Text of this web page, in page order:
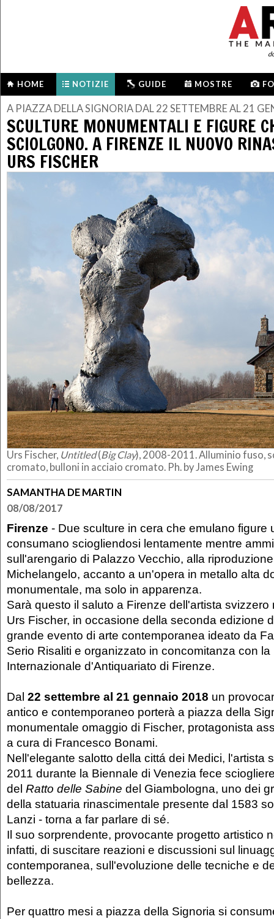
HOME NOTIZIE GUIDE MOSTRE
A PIAZZA DELLA SIGNORIA DAL 22 SETTEMBRE AL 21
SCULTURE MONUMENTALI E FIGURE
SCIOLGONO. A FIRENZE IL NUOVO
URS FISCHER
Urs Fischer, Untitled(Big Clay), 2008-2011. Alluminio fuso,
cromato, bulloni in acciaio cromato. Ph. by James Ewing
SAMANTHA DE MARTIN
08/08/2017
Firenze - Due sculture in cera che emulano figure
consumano sciogliendosi lentamente mentre
sull'arengario di Palazzo Vecchio, alla
Michelangelo, accanto a un'opera in metallo alta
monumentale, ma solo in apparenza.
Sarà questo il saluto a Firenze dell'artista
Urs Fischer, in occasione della seconda edizione
grande evento di arte contemporanea ideato da
Serio Risaliti e organizzato in concomitanza con la
Internazionale d'Antiquariato di Firenze.
Dal 22 settembre al 21 gennaio 2018 un
antico e contemporaneo porterà a piazza della
monumentale omaggio di Fischer, protagonista
a cura di Francesco Bonami.
Nell'elegante salotto della cittá dei Medici, l'artista
2011 durante la Biennale di Venezia fece
del Ratto delle Sabine del Giambologna, uno dei
della statuaria rinascimentale presente dal 1583
Lanzi - torna a far parlare di sé.
Il suo sorprendente, provocante progetto artistico
infatti, di suscitare reazioni e discussioni sul
contemporanea, sull'evoluzione delle tecniche e
bellezza.
Per quattro mesi a piazza della Signoria si